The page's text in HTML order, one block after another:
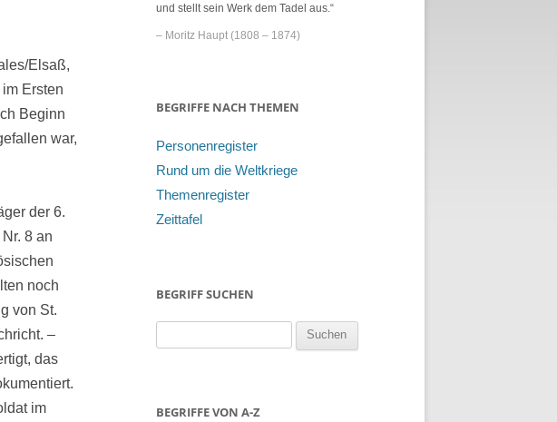
Elsaß,
Ersten
Beginn
war,
der 6.
8 an
noch
von St.
–
das
im
und stellt sein Werk dem Tadel aus.“
– Moritz Haupt (1808 – 1874)
BEGRIFFE NACH THEMEN
Personenregister
Rund um die Weltkriege
Themenregister
Zeittafel
BEGRIFF SUCHEN
h
BEGRIFFE VON A-Z